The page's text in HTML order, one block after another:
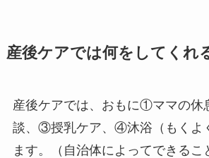
産後ケアでは何をしてくれ
産後ケアでは、おもに①ママの
談、③授乳ケア、④沐浴（もくよ
ます。（自治体によってできるこ